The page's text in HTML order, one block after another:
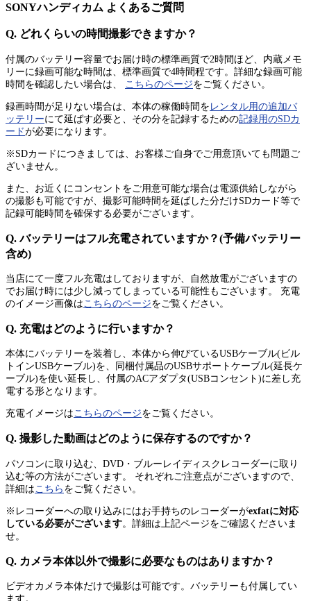
SONYハンディカム よくあるご質問
Q. どれくらいの時間撮影できますか？
付属のバッテリー容量でお届け時の標準画質で2時間ほど、内蔵メモ
リーに録画可能な時間は、標準画質で4時間程です。詳細な録画可能
時間を確認したい場合は、
こちらのページをご覧ください。
録画時間が足りない場合は、本体の稼働時間を レンタル用の追加バ
ッテリーにて延ばす必要と、その分を記録するための記録用のSDカ
ードが必要になります。
※SDカードにつきましては、お客様ご自身でご用意頂いても問題ご
ざいません。
また、お近くにコンセントをご用意可能な場合は電源供給しながら
の撮影も可能ですが、撮影可能時間を延ばした分だけSDカード等で
記録可能時間を確保する必要がございます。
Q. バッテリーはフル充電されていますか？(予備バッテリー
含め)
当店にて一度フル充電はしておりますが、自然放電がございますの
でお届け時には少し減ってしまっている可能性もございます。 充電
のイメージ画像は こちらのページをご覧ください。
Q. 充電はどのように行いますか？
本体にバッテリーを装着し、本体から伸びているUSBケーブル(ビル
トインUSBケーブル)を、同梱付属品のUSBサポートケーブル(延長ケ
ーブル)を使い延長し、付属のACアダプタ(USBコンセント)に差し充
電する形となります。
充電イメージはこちらのページをご覧ください。
Q. 撮影した動画はどのように保存するのですか？
パソコンに取り込む、DVD・ブルーレイディスクレコーダーに取り
込む等の方法がございます。 それぞれご注意点がございますので、
詳細は こちら をご覧ください。
※レコーダーへの取り込みにはお手持ちのレコーダーがexfatに対応
している必要がございます。詳細は上記ページをご確認くださいま
せ。
Q. カメラ本体以外で撮影に必要なものはありますか？
ビデオカメラ本体だけで撮影は可能です。バッテリーも付属してい
ます。